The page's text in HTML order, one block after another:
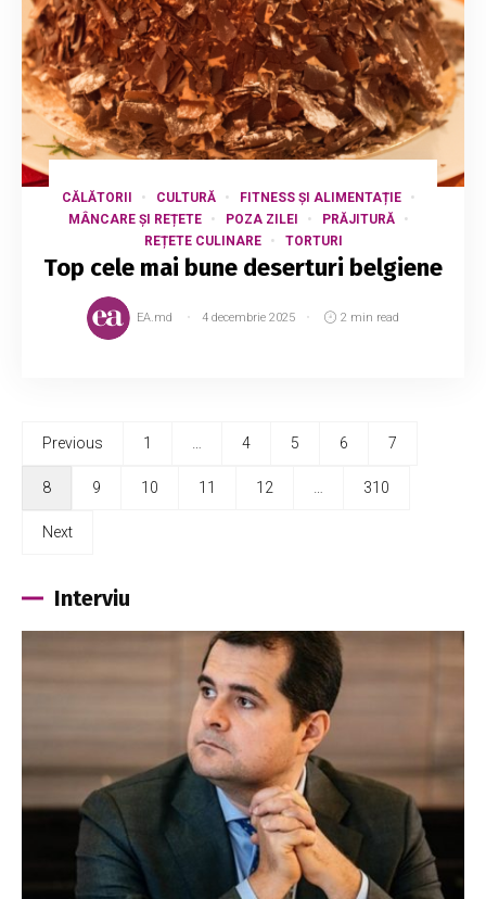
CĂLĂTORII CULTURĂ
FITNESS ȘI ALIMENTAȚIE
MÂNCARE ȘI REȚETE
POZA ZILEI
PRĂJITURĂ
REȚETE CULINARE
TORTURI
Top cele mai bune deserturi belgiene
EA.md 4 decembrie 2025 2 min read
Previous 1 4 5 6 7
8 9 10 11 12 310
Next
Interviu